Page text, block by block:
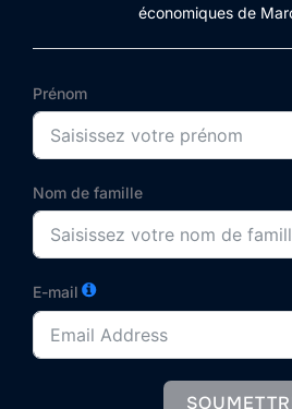
économiques de
Prénom
Nom de famille
E-mail